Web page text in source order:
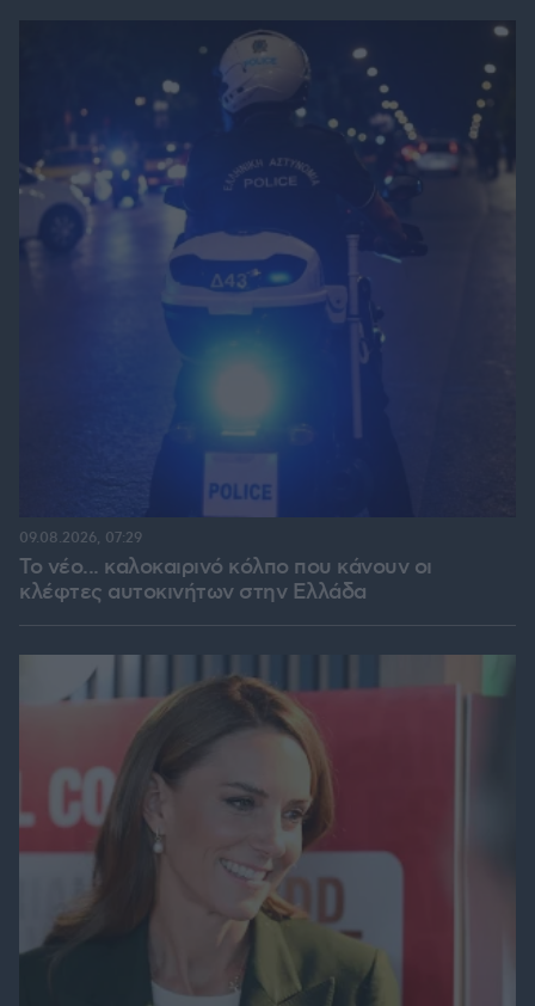
Το νέο... καλοκαιρινό κόλπο που κάνουν οι
κλέφτες αυτοκινήτων στην Ελλάδα
09.08.2026, 07:29